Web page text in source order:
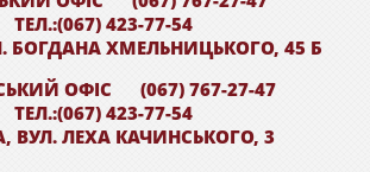
ТЕЛ.:(067) 423-77-54
БОГДАНА ХМЕЛЬНИЦЬКОГО, 45 Б
ОФІС
(067) 767-27-47
ТЕЛ.:(067) 423-77-54
ВУЛ. ЛЕХА КАЧИНСЬКОГО, 3